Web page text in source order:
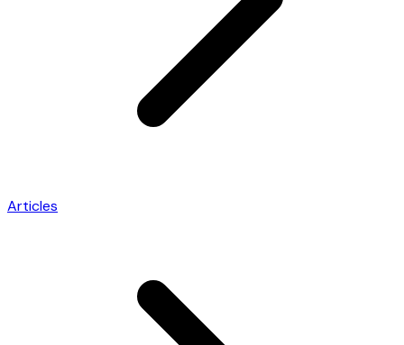
Articles